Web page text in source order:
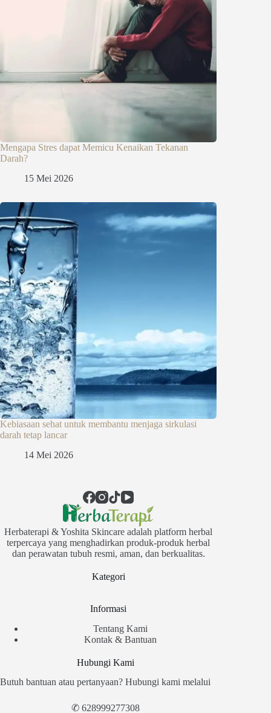
Mengapa Stres dapat Memicu Kenaikan Tekanan
Darah?
15 Mei 2026
Kebiasaan sehat untuk membantu menjaga sirkulasi
darah tetap lancar
14 Mei 2026
Herbaterapi & Yoshita Skincare adalah platform herbal
terpercaya yang menghadirkan produk-produk herbal
dan perawatan tubuh resmi, aman, dan berkualitas.
Kategori
Informasi
Tentang Kami
Kontak & Bantuan
Hubungi Kami
Butuh bantuan atau pertanyaan? Hubungi kami melalui
✆ 628999277308